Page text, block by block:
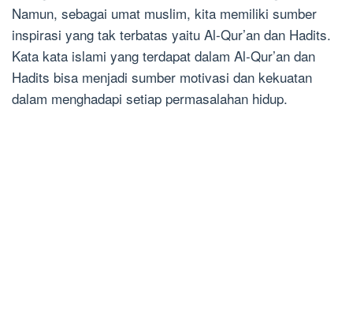
Namun, sebagai umat muslim, kita memiliki sumber
inspirasi yang tak terbatas yaitu Al-Qur’an dan Hadits.
Kata kata islami yang terdapat dalam Al-Qur’an dan
Hadits bisa menjadi sumber motivasi dan kekuatan
dalam menghadapi setiap permasalahan hidup.